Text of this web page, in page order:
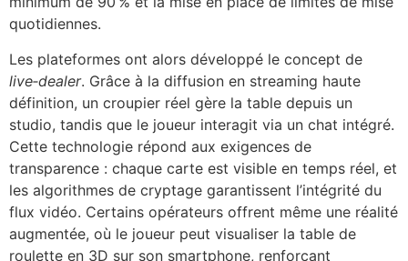
quotidiennes.
Les plateformes ont alors développé le concept de
live‑dealer. Grâce à la diffusion en streaming haute
définition, un croupier réel gère la table depuis un
studio, tandis que le joueur interagit via un chat intégré.
Cette technologie répond aux exigences de
transparence : chaque carte est visible en temps réel, et
les algorithmes de cryptage garantissent l’intégrité du
flux vidéo. Certains opérateurs offrent même une réalité
augmentée, où le joueur peut visualiser la table de
roulette en 3D sur son smartphone, renforçant